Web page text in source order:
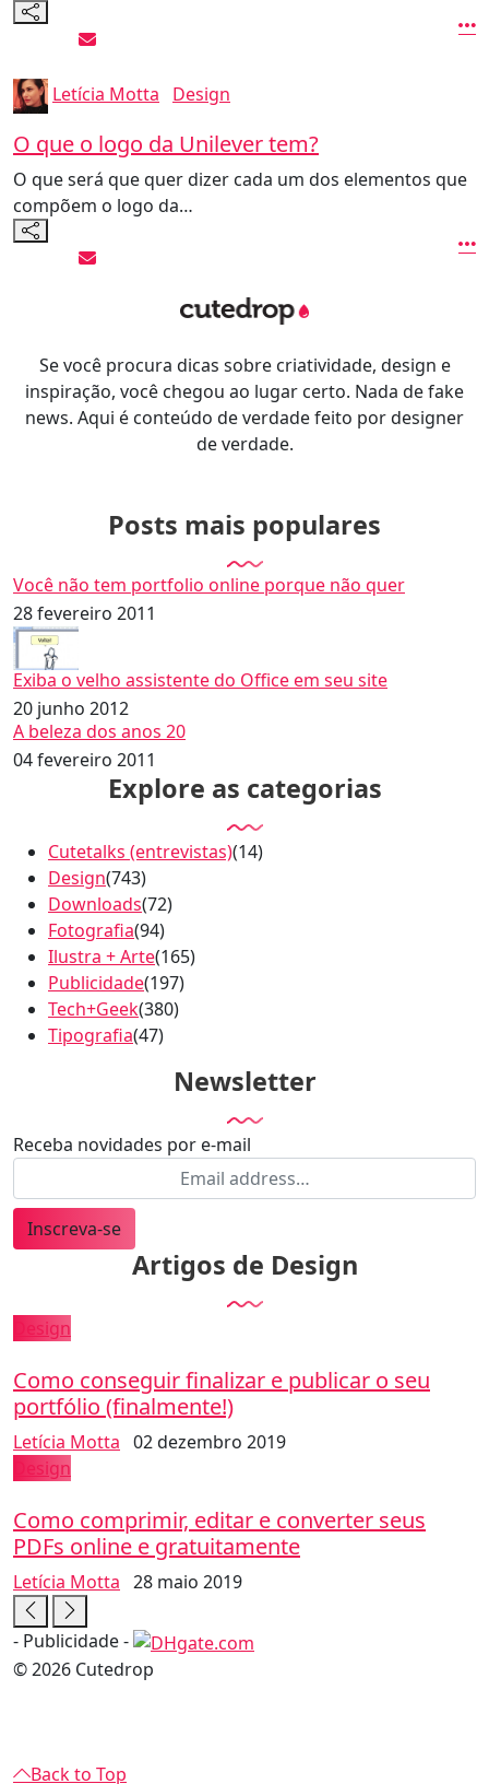
Letícia Motta Design
O que o logo da Unilever tem?
O que será que quer dizer cada um dos elementos que
compõem o logo da…
Se você procura dicas sobre criatividade, design e
inspiração, você chegou ao lugar certo. Nada de fake
news. Aqui é conteúdo de verdade feito por designer
de verdade.
Posts mais populares
Você não tem portfolio online porque não quer
28 fevereiro 2011
Exiba o velho assistente do Office em seu site
20 junho 2012
A beleza dos anos 20
04 fevereiro 2011
Explore as categorias
Cutetalks (entrevistas)(14)
Design(743)
Downloads(72)
Fotografia(94)
Ilustra + Arte(165)
Publicidade(197)
Tech+Geek(380)
Tipografia(47)
Newsletter
Receba novidades por e-mail
Inscreva-se
Artigos de Design
Design
Como conseguir finalizar e publicar o seu
portfólio (finalmente!)
Letícia Motta 02 dezembro 2019
Design
Como comprimir, editar e converter seus
PDFs online e gratuitamente
Letícia Motta 28 maio 2019
- Publicidade -
© 2026 Cutedrop
Back to Top